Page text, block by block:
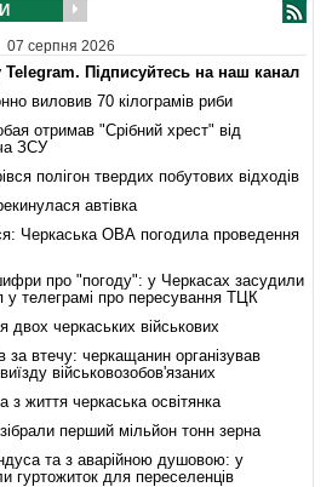
07 серпня 2026
Telegram. Підписуйтесь на наш канал
виловив 70 кілограмів риби
отримав "Срібний хрест" від
ЗСУ
полігон твердих побутових відходів
автівка
Черкаська ОВА погодила проведення
про "погоду": у Черкасах засудили
у телеграмі про пересування ТЦК
двох черкаських військових
за втечу: черкащанин організував
військовозобов'язаних
з життя черкаська освітянка
перший мільйон тонн зерна
та з аварійною душовою: у
гуртожиток для переселенців